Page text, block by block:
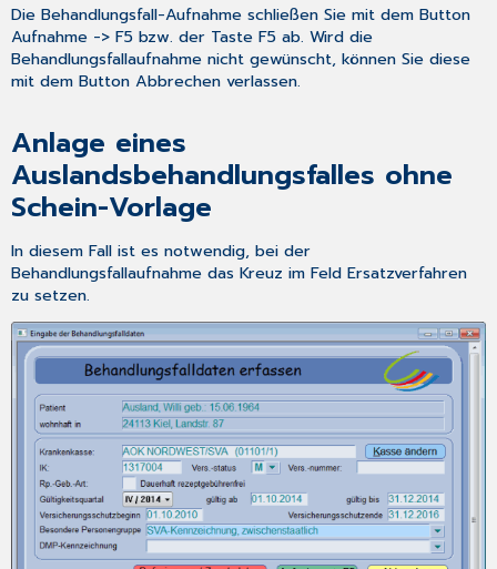
Die Behandlungsfall-Aufnahme schließen Sie mit dem Button
Aufnahme -> F5 bzw. der TasteF5 ab. Wird die
Behandlungsfallaufnahme nicht gewünscht, können Sie diese
mit dem ButtonAbbrechen verlassen.
Anlage eines
Auslandsbehandlungsfalles ohne
Schein-Vorlage
In diesem Fall ist es notwendig, bei der
Behandlungsfallaufnahme das Kreuz im FeldErsatzverfahren
zu setzen.